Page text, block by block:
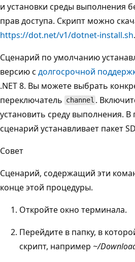
и установки среды выполнения
прав доступа. Скрипт можно
https://dot.net/v1/dotnet-install.sh.
Сценарий по умолчанию
версию с долгосрочной
.NET 8. Вы можете выбрать
переключатель channel .
установить среду выполнения.
сценарий устанавливает пакет
Совет
Сценарий, содержащий эти
конце этой процедуры.
Откройте окно терминала.
Перейдите в папку, в
скрипт, например ~/